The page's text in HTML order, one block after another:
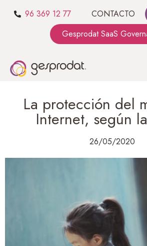
96 369 12 77 CONTACTO
Gesprodat SaaS
La protección del
Internet, según
26/05/2020